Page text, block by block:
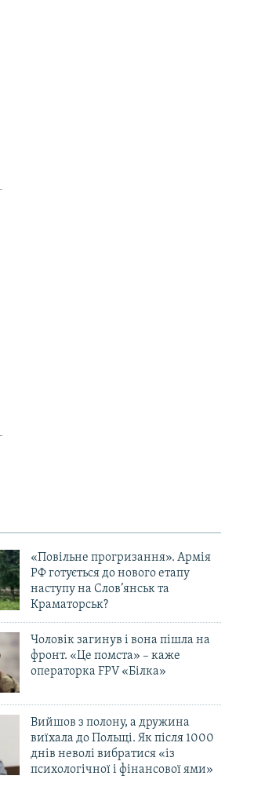
«Повільне прогризання». Армія
РФ готується до нового етапу
наступу на Слов’янськ та
Краматорськ?
Чоловік загинув і вона пішла на
фронт. «Це помста» – каже
операторка FPV «Білка»
Вийшов з полону, а дружина
виїхала до Польщі. Як після 1000
днів неволі вибратися «із
психологічної і фінансової ями»